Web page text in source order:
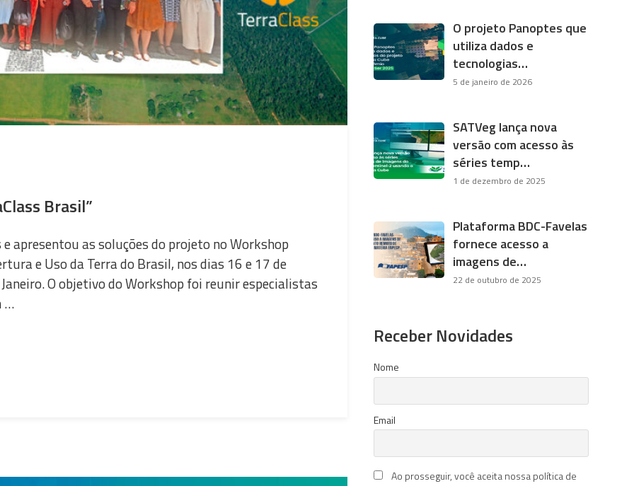
Brasil”
apresentou as soluções do projeto no Workshop
e Uso da Terra do Brasil, nos dias 16 e 17 de
O objetivo do Workshop foi reunir especialistas
…
O projeto Panoptes que
utiliza dados e
tecnologias…
5 de janeiro de 2026
SATVeg lança nova
versão com acesso às
séries temp…
1 de dezembro de 2025
Plataforma BDC-Favelas
fornece acesso a
imagens de…
22 de outubro de 2025
Receber Novidades
Nome
Email
Ao prosseguir, você aceita nossa política de